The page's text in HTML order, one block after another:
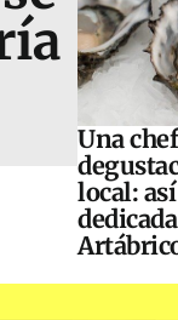
Una
local: